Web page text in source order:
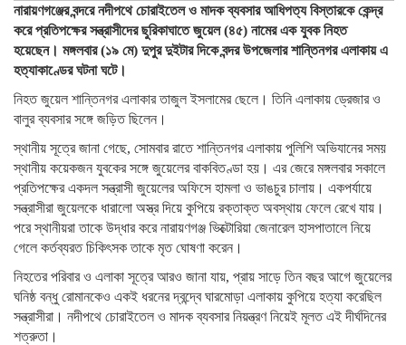
নারায়ণগঞ্জের বন্দরে নদীপথে চোরাইতেল ও মাদক ব্যবসার আধিপত্য বিস্তারকে কেন্দ্র
করে প্রতিপক্ষের সন্ত্রাসীদের ছুরিকাঘাতে জুয়েল (৪৫) নামের এক যুবক নিহত
হয়েছেন। মঙ্গলবার (১৯ মে) দুপুর দুইটার দিকে বন্দর উপজেলার শান্তিনগর এলাকায় এ
হত্যাকাণ্ডের ঘটনা ঘটে।
নিহত জুয়েল শান্তিনগর এলাকার তাজুল ইসলামের ছেলে। তিনি এলাকায় ড্রেজার ও
বালুর ব্যবসার সঙ্গে জড়িত ছিলেন।
স্থানীয় সূত্রে জানা গেছে, সোমবার রাতে শান্তিনগর এলাকায় পুলিশি অভিযানের সময়
স্থানীয় কয়েকজন যুবকের সঙ্গে জুয়েলের বাকবিতণ্ডা হয়। এর জেরে মঙ্গলবার সকালে
প্রতিপক্ষের একদল সন্ত্রাসী জুয়েলের অফিসে হামলা ও ভাঙচুর চালায়। একপর্যায়ে
সন্ত্রাসীরা জুয়েলকে ধারালো অস্ত্র দিয়ে কুপিয়ে রক্তাক্ত অবস্থায় ফেলে রেখে যায়।
পরে স্থানীয়রা তাকে উদ্ধার করে নারায়ণগঞ্জ ভিক্টোরিয়া জেনারেল হাসপাতালে নিয়ে
গেলে কর্তব্যরত চিকিৎসক তাকে মৃত ঘোষণা করেন।
নিহতের পরিবার ও এলাকা সূত্রে আরও জানা যায়, প্রায় সাড়ে তিন বছর আগে জুয়েলের
ঘনিষ্ঠ বন্ধু রোমানকেও একই ধরনের দ্বন্দ্বে ঘারমোড়া এলাকায় কুপিয়ে হত্যা করেছিল
সন্ত্রাসীরা। নদীপথে চোরাইতেল ও মাদক ব্যবসার নিয়ন্ত্রণ নিয়েই মূলত এই দীর্ঘদিনের
শত্রুতা।